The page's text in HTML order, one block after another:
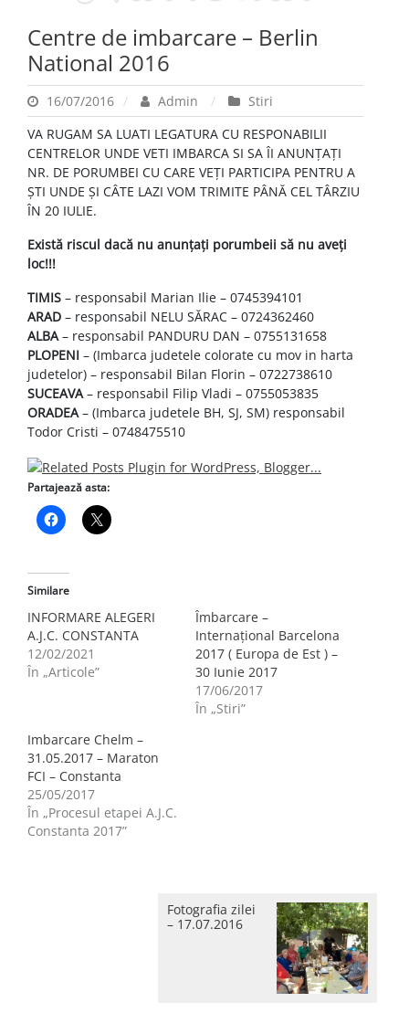
Centre de imbarcare – Berlin
National 2016
16/07/2016 Admin
Stiri
VA RUGAM SA LUATI LEGATURA CU RESPONABILII
CENTRELOR UNDE VETI IMBARCA SI SA ÎI ANUNŢAŢI
NR. DE PORUMBEI CU CARE VEŢI PARTICIPA PENTRU A
ŞTI UNDE ŞI CÂTE LAZI VOM TRIMITE PÂNĂ CEL TÂRZIU
ÎN 20 IULIE.
Există riscul dacă nu anunţaţi porumbeii să nu aveţi
loc!!!
TIMIS – responsabil Marian Ilie – 0745394101
ARAD – responsabil NELU SĂRAC – 0724362460
ALBA– responsabil PANDURU DAN – 0755131658
PLOPENI – (Imbarca judetele colorate cu mov in harta
judetelor) – responsabil Bilan Florin – 0722738610
SUCEAVA– responsabil Filip Vladi – 0755053835
ORADEA– (Imbarca judetele BH, SJ, SM) responsabil
Todor Cristi – 0748475510
Partajează asta:
Similare
INFORMARE ALEGERI
A.J.C. CONSTANTA
12/02/2021
În „Articole”
Îmbarcare –
Internațional Barcelona
2017 ( Europa de Est ) –
30 Iunie 2017
17/06/2017
În „Stiri”
Imbarcare Chelm –
31.05.2017 – Maraton
FCI – Constanta
25/05/2017
În „Procesul etapei A.J.C.
Constanta 2017”
Fotografia zilei
– 17.07.2016